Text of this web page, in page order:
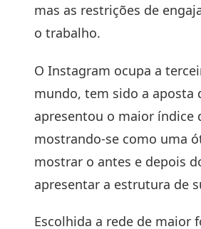
mas as restrições de
o trabalho.
O Instagram ocupa a
mundo, tem sido a aposta
apresentou o maior índice
mostrando-se como uma
mostrar o antes e depois
apresentar a estrutura de
Escolhida a rede de maior